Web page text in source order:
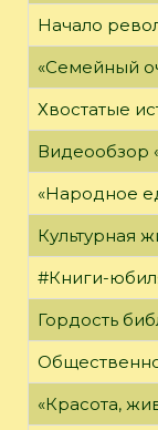
Начало
«Семейный
Хвостатые
Видеообзор
«Народное
Культурная
#Книги-
Гордость
«Красота,